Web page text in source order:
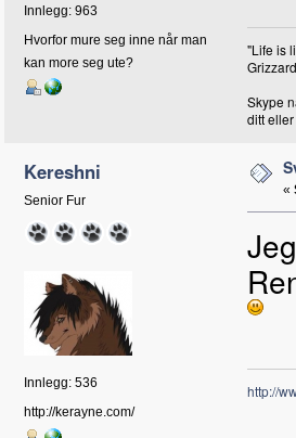
Innlegg: 963
Hvorfor mure seg inne når man
kan more seg ute?
"Life is
Skype
ditt
Kereshni
Senior Fur
Innlegg: 536
http://kerayne.com/
«
http://